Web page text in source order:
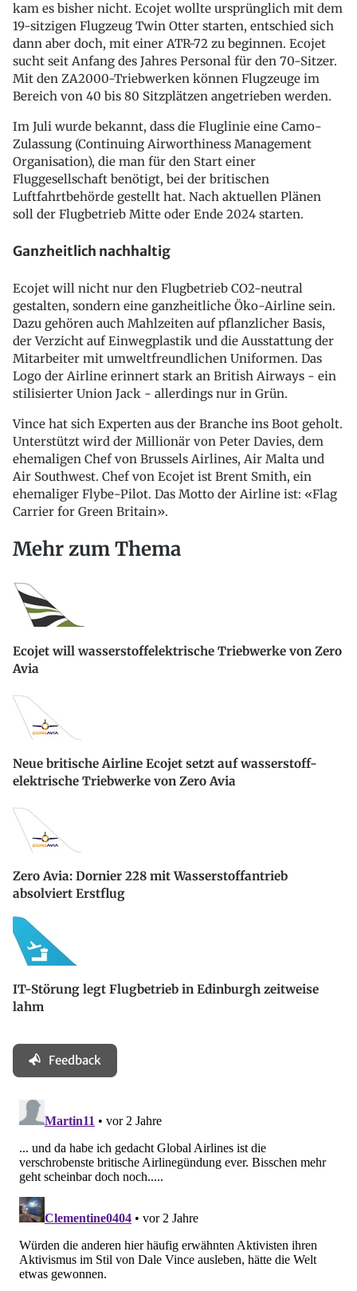
kam es bisher nicht. Ecojet wollte ursprünglich mit dem
19-sitzigen Flugzeug Twin Otter starten, entschied sich
dann aber doch, mit einer ATR-72 zu beginnen. Ecojet
sucht seit Anfang des Jahres Personal für den 70-Sitzer.
Mit den ZA2000-Triebwerken können Flugzeuge im
Bereich von 40 bis 80 Sitzplätzen angetrieben werden.
Im Juli wurde bekannt, dass die Fluglinie eine Camo-
Zulassung (Continuing Airworthiness Management
Organisation), die man für den Start einer
Fluggesellschaft benötigt, bei der britischen
Luftfahrtbehörde gestellt hat. Nach aktuellen Plänen
soll der Flugbetrieb Mitte oder Ende 2024 starten.
Ganzheitlich nachhaltig
Ecojet will nicht nur den Flugbetrieb CO2-neutral
gestalten, sondern eine ganzheitliche Öko-Airline sein.
Dazu gehören auch Mahlzeiten auf pflanzlicher Basis,
der Verzicht auf Einwegplastik und die Ausstattung der
Mitarbeiter mit umweltfreundlichen Uniformen. Das
Logo der Airline erinnert stark an British Airways - ein
stilisierter Union Jack - allerdings nur in Grün.
Vince hat sich Experten aus der Branche ins Boot geholt.
Unterstützt wird der Millionär von Peter Davies, dem
ehemaligen Chef von Brussels Airlines, Air Malta und
Air Southwest. Chef von Ecojet ist Brent Smith, ein
ehemaliger Flybe-Pilot. Das Motto der Airline ist: «Flag
Carrier for Green Britain».
Mehr zum Thema
Ecojet will wasserstoffelektrische Triebwerke von Zero
Avia
Neue britische Airline Ecojet setzt auf wasserstoff-
elektrische Triebwerke von Zero Avia
Zero Avia: Dornier 228 mit Wasserstoffantrieb
absolviert Erstflug
IT-Störung legt Flugbetrieb in Edinburgh zeitweise
lahm
Feedback